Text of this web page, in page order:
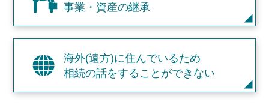
事業・資産の継承
海外(遠方)に住んでいるため
相続の話をすることができない